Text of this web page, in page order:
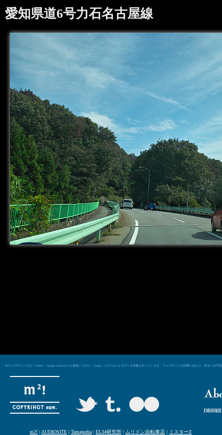
愛知県道6号力石名古屋線
当ウェブサイトでは、Cookie、Google Analytics を使用しており、Google シグナルによるデータ収集を行っています。ウェブサイトの利用にあたり、然るべき
m2! | AUDIOSITE | Tamapedia | EL34研究所 | ムリドン自転車店 | ミスターZ